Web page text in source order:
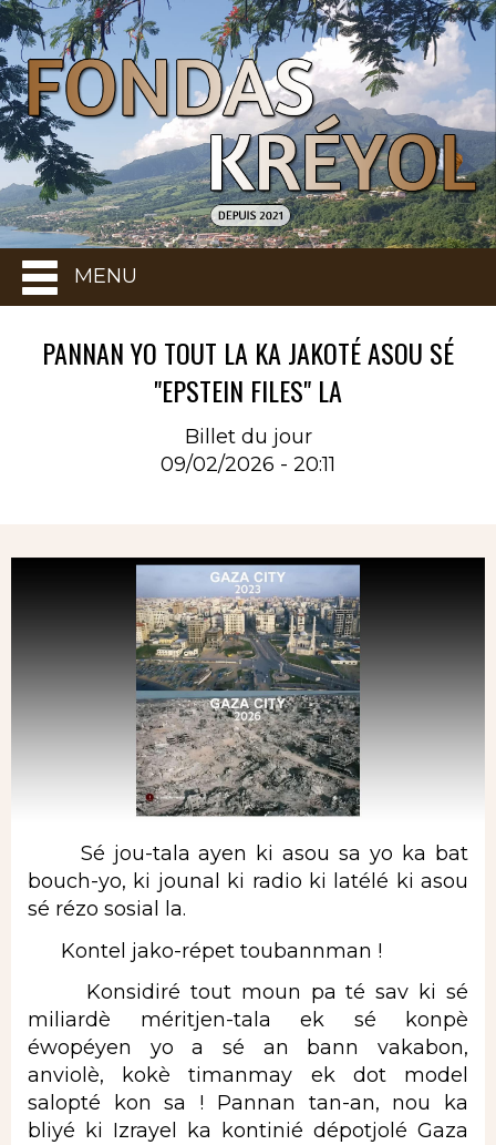
MENU
PANNAN YO TOUT LA KA JAKOTÉ ASOU SÉ
"EPSTEIN FILES" LA
Billet du jour
09/02/2026 - 20:11
Sé jou-tala ayen ki asou sa yo ka bat
bouch-yo, ki jounal ki radio ki latélé ki asou
sé rézo sosial la.
Kontel jako-répet toubannman !
Konsidiré tout moun pa té sav ki sé
miliardè méritjen-tala ek sé konpè
éwopéyen yo a sé an bann vakabon,
anviolè, kokè timanmay ek dot model
salopté kon sa ! Pannan tan-an, nou ka
bliyé ki Izrayel ka kontinié dépotjolé Gaza